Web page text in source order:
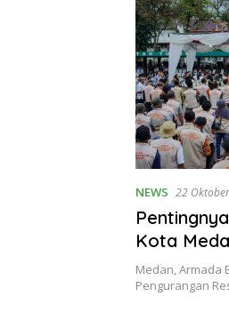
NEWS 22
Kota
Bencana
Medan, Armada
Pengurangan